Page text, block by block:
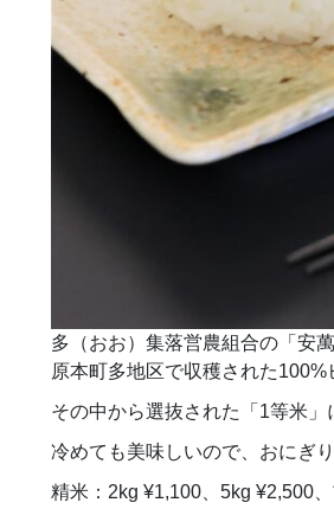
多（おお）集落営農組合の「安
原本町多地区で収穫された100%
その中から選抜された「1等米
冷めても美味しいので、おにぎ
精米：2kg ¥1,100、5kg ¥2,500